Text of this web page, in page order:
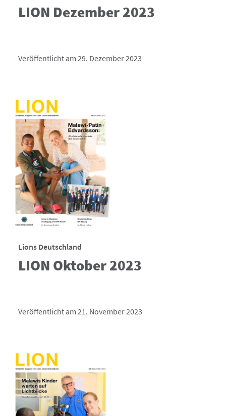
LION Dezember 2023
Veröffentlicht am 29. Dezember 2023
Lions Deutschland
LION Oktober 2023
Veröffentlicht am 21. November 2023